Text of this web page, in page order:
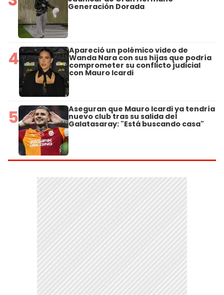
Generación Dorada
4 Apareció un polémico video de
Wanda Nara con sus hijas que podría
comprometer su conflicto judicial
con Mauro Icardi
5 Aseguran que Mauro Icardi ya tendría
nuevo club tras su salida del
Galatasaray: "Está buscando casa"